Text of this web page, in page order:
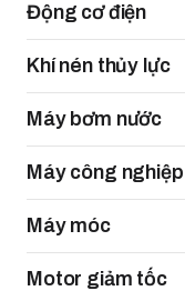
Động cơ điện
Khí nén thủy lực
Máy bơm nước
Máy công nghiệp
Máy móc
Motor giảm tốc